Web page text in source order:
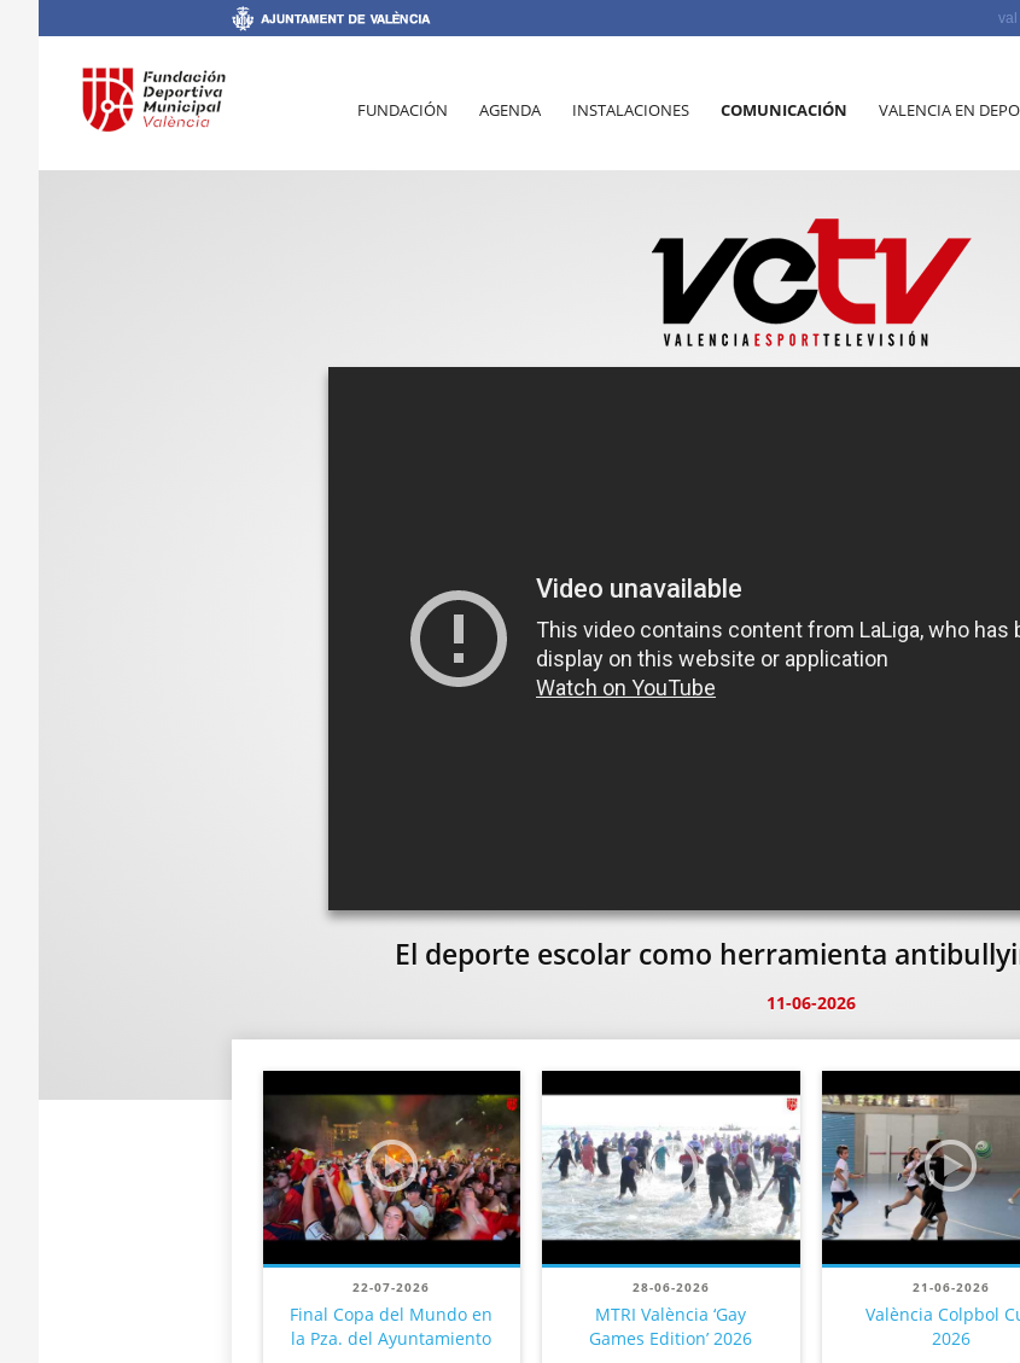
val
FUNDACIÓN AGENDA INSTALACIONES COMUNICACIÓN VALENCIA EN
El deporte escolar como herramienta
11-06-2026
22-07-2026
Final Copa del Mundo en
la Pza. del Ayuntamiento
28-06-2026
MTRI València ‘Gay
Games Edition’ 2026
21-06-2026
València Colpbol
2026